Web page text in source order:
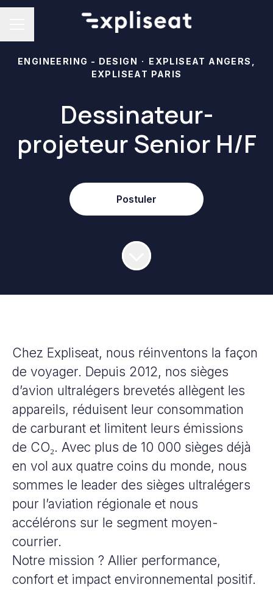
ENGINEERING - DESIGN · EXPLISEAT ANGERS,
EXPLISEAT PARIS
Dessinateur-
projeteur Senior H/F
Postuler
Chez Expliseat, nous réinventons la façon
de voyager. Depuis 2012, nos sièges
d’avion ultralégers brevetés allègent les
appareils, réduisent leur consommation
de carburant et limitent leurs émissions
de CO₂. Avec plus de 10 000 sièges déjà
en vol aux quatre coins du monde, nous
sommes le leader des sièges ultralégers
pour l’aviation régionale et nous
accélérons sur le segment moyen-
courrier.
Notre mission ? Allier performance,
confort et impact environnemental positif.